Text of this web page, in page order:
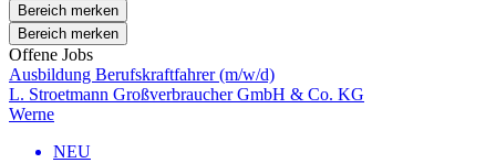
Bereich merken
Bereich merken
Offene Jobs
Ausbildung Berufskraftfahrer (m/w/d)
L. Stroetmann Großverbraucher GmbH & Co. KG
Werne
NEU